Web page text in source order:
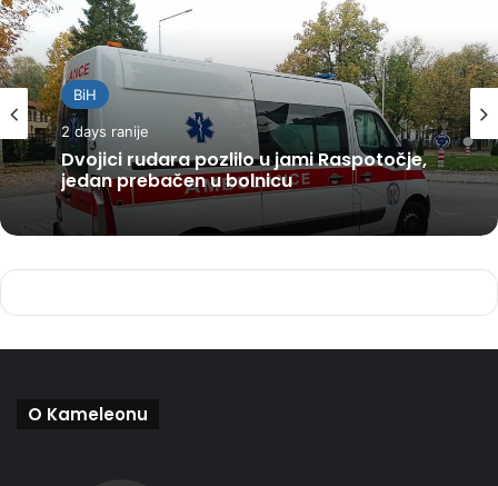
BiH
2 days ranije
Dvojici rudara pozlilo u jami Raspotočje,
jedan prebačen u bolnicu
O Kameleonu